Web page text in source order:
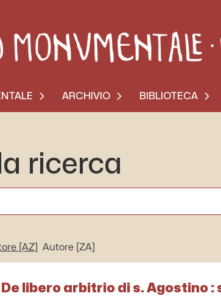
ARCHIVIO BIBLIOTECA
ricerca
[AZ] Autore [ZA]
libero arbitrio di s. Agostino